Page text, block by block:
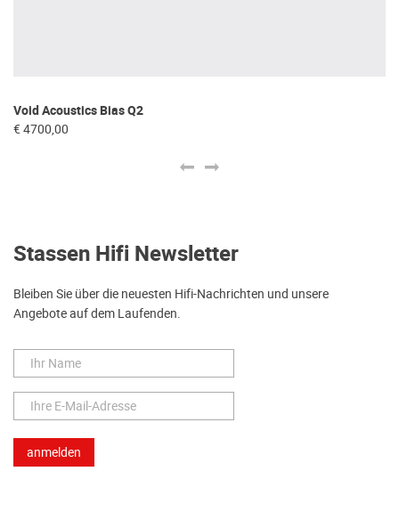
Void Acoustics Bias Q2
€ 4700,00
Stassen Hifi Newsletter
Bleiben Sie über die neuesten Hifi-Nachrichten und unsere
Angebote auf dem Laufenden.